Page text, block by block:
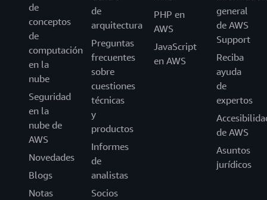
de
conceptos
de
computación
en la
nube
Seguridad
en la
nube de
AWS
Novedades
Blogs
Notas
de
arquitectura
Preguntas
frecuentes
sobre
cuestiones
técnicas
y
productos
Informes
de
analistas
Socios
PHP en
AWS
JavaScript
en AWS
general
de AWS
Support
Reciba
ayuda
de
expertos
de AWS
Asuntos
jurídicos